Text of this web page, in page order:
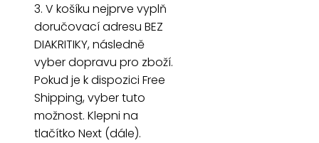
3. V košíku nejprve vyplň
doručovací adresu BEZ
DIAKRITIKY, následně
vyber dopravu pro zboží.
Pokud je k dispozici Free
Shipping, vyber tuto
možnost. Klepni na
tlačítko Next (dále).